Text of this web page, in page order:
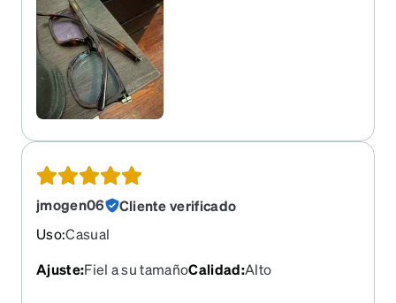
jmogen06
Cliente verificado
Uso:Casual
Ajuste:Fiel a su tamañoCalidad:Alto